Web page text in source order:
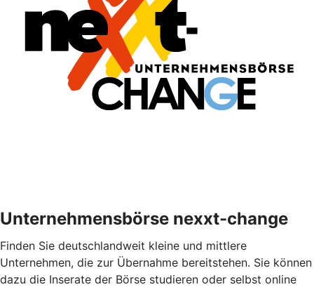
Unternehmensbörse nexxt-change
Finden Sie deutschlandweit kleine und mittlere
Unternehmen, die zur Übernahme bereitstehen. Sie können
dazu die Inserate der Börse studieren oder selbst online